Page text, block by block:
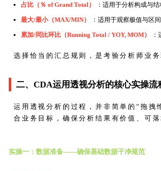
占比（％ of Grand Total） ：适用于分析构成与
最大/最小（MAX/MIN） ：适用于观察极值与区
累加/同比环比（Running Total / YOY, MOM）
选择恰当的汇总规则，是考验分析师业
二、CDA运用透视分析的核心实操流
运用透视分析的过程，并非简单的“拖
合业务目标，确保分析结果有价值、可落
实操一：数据准备——确保基础数据干净规范